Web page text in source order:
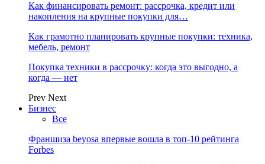
Как финансировать ремонт: рассрочка, кредит или
накопления на крупные покупки для…
Как грамотно планировать крупные покупки: техника,
мебель, ремонт
Покупка техники в рассрочку: когда это выгодно, а
когда — нет
Prev Next
Бизнес
Все
Франшиза beyosa впервые вошла в топ-10 рейтинга
Forbes